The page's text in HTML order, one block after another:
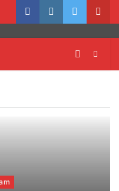
facebookinstagram
twitter